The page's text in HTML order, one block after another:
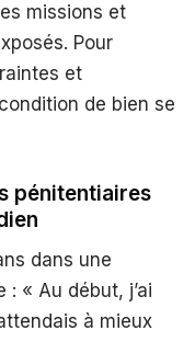
missions et
Pour
et
de bien se
pénitentiaires
dans une
: « Au début, j’ai
à mieux